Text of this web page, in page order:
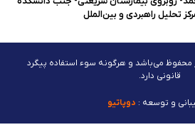
تحلیل راهبردی و بین‌الملل
محفوظ می‌باشد و هرگونه سوء استفاده پیگرد
قانونی دارد.
و توسعه : دوپاتیو